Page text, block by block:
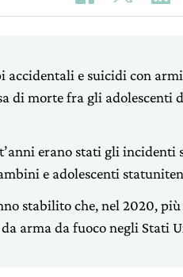
accidentali e suicidi con
di morte fra gli adolescenti
erano stati gli
e adolescenti
stabilito che, nel 2020,
arma da fuoco negli Stati